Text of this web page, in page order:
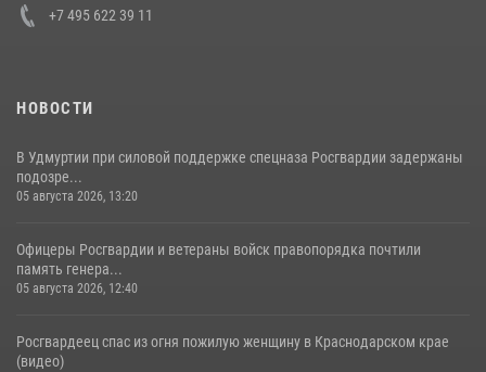
+7 495 622 39 11
НОВОСТИ
В Удмуртии при силовой поддержке спецназа Росгвардии задержаны
подозре...
05 августа 2026, 13:20
Офицеры Росгвардии и ветераны войск правопорядка почтили
память генера...
05 августа 2026, 12:40
Росгвардеец спас из огня пожилую женщину в Краснодарском крае
(видео)